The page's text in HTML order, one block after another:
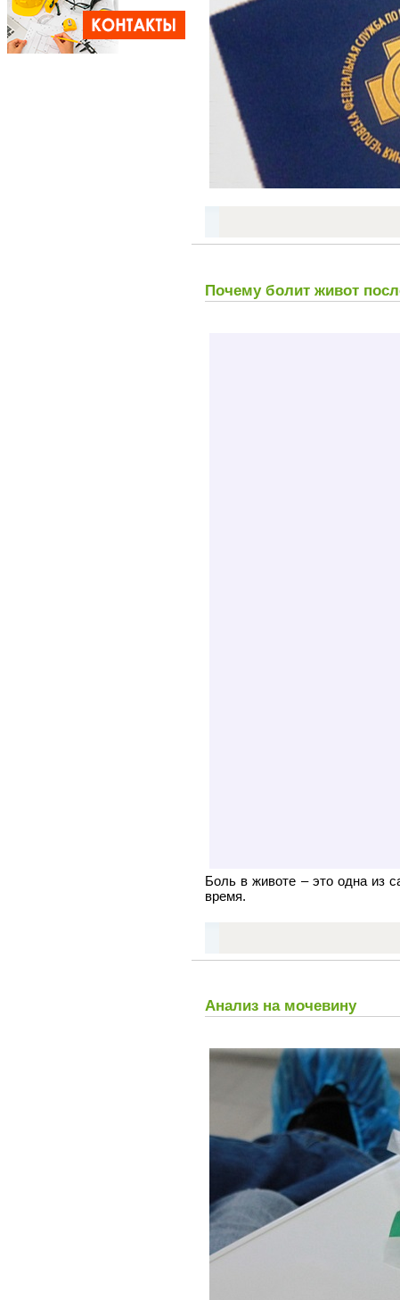
Почему болит живот
Боль в животе – это одна из
время.
Анализ на мочевину